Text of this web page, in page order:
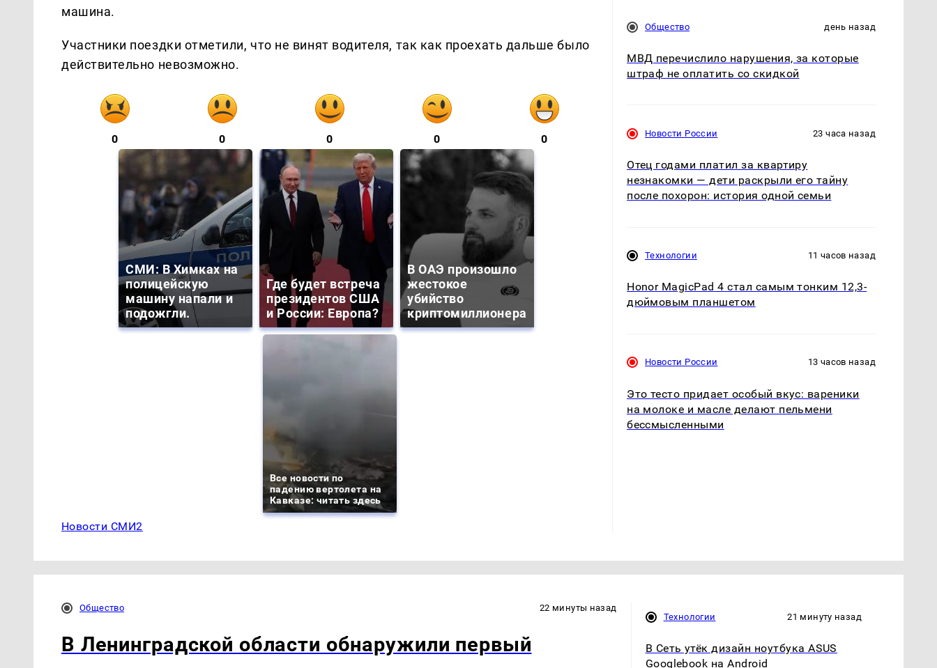
машина.
Участники поездки отметили, что не винят водителя, так как проехать дальше было
действительно невозможно.
0 0 0 0 0
СМИ: В Химках на
полицейскую
машину напали и
подожгли.
Где будет встреча
президентов США
и России: Европа?
В ОАЭ произошло
жестокое
убийство
криптомиллионера
Все новости по
падению вертолета на
Кавказе: читать здесь
Новости СМИ2
Общество день назад
МВД перечислило нарушения, за которые
штраф не оплатить со скидкой
Новости России 23 часа назад
Отец годами платил за квартиру
незнакомки — дети раскрыли его тайну
после похорон: история одной семьи
Технологии 11 часов назад
Honor MagicPad 4 стал самым тонким 12,3-
дюймовым планшетом
Новости России 13 часов назад
Это тесто придает особый вкус: вареники
на молоке и масле делают пельмени
бессмысленными
Общество 22 минуты назад
В Ленинградской области обнаружили первый
Технологии 21 минуту назад
В Сеть утёк дизайн ноутбука ASUS
Googlebook на Android